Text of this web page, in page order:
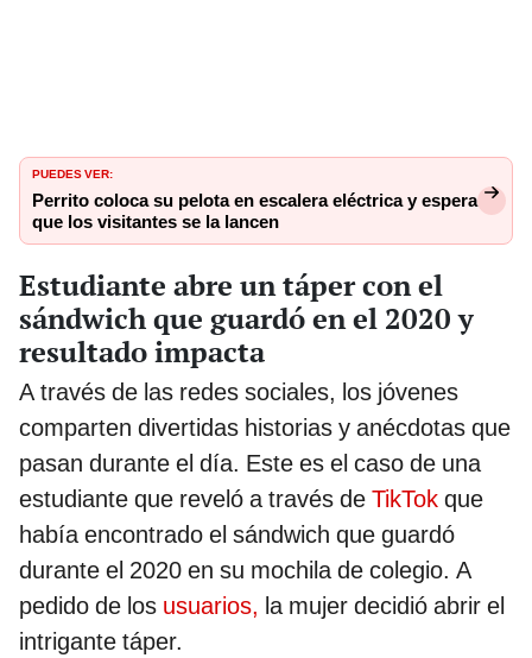
PUEDES VER:
Perrito coloca su pelota en escalera eléctrica y espera
que los visitantes se la lancen
Estudiante abre un táper con el
sándwich que guardó en el 2020 y
resultado impacta
A través de las redes sociales, los jóvenes
comparten divertidas historias y anécdotas que
pasan durante el día. Este es el caso de una
estudiante que reveló a través de TikTok que
había encontrado el sándwich que guardó
durante el 2020 en su mochila de colegio. A
pedido de los usuarios, la mujer decidió abrir el
intrigante táper.